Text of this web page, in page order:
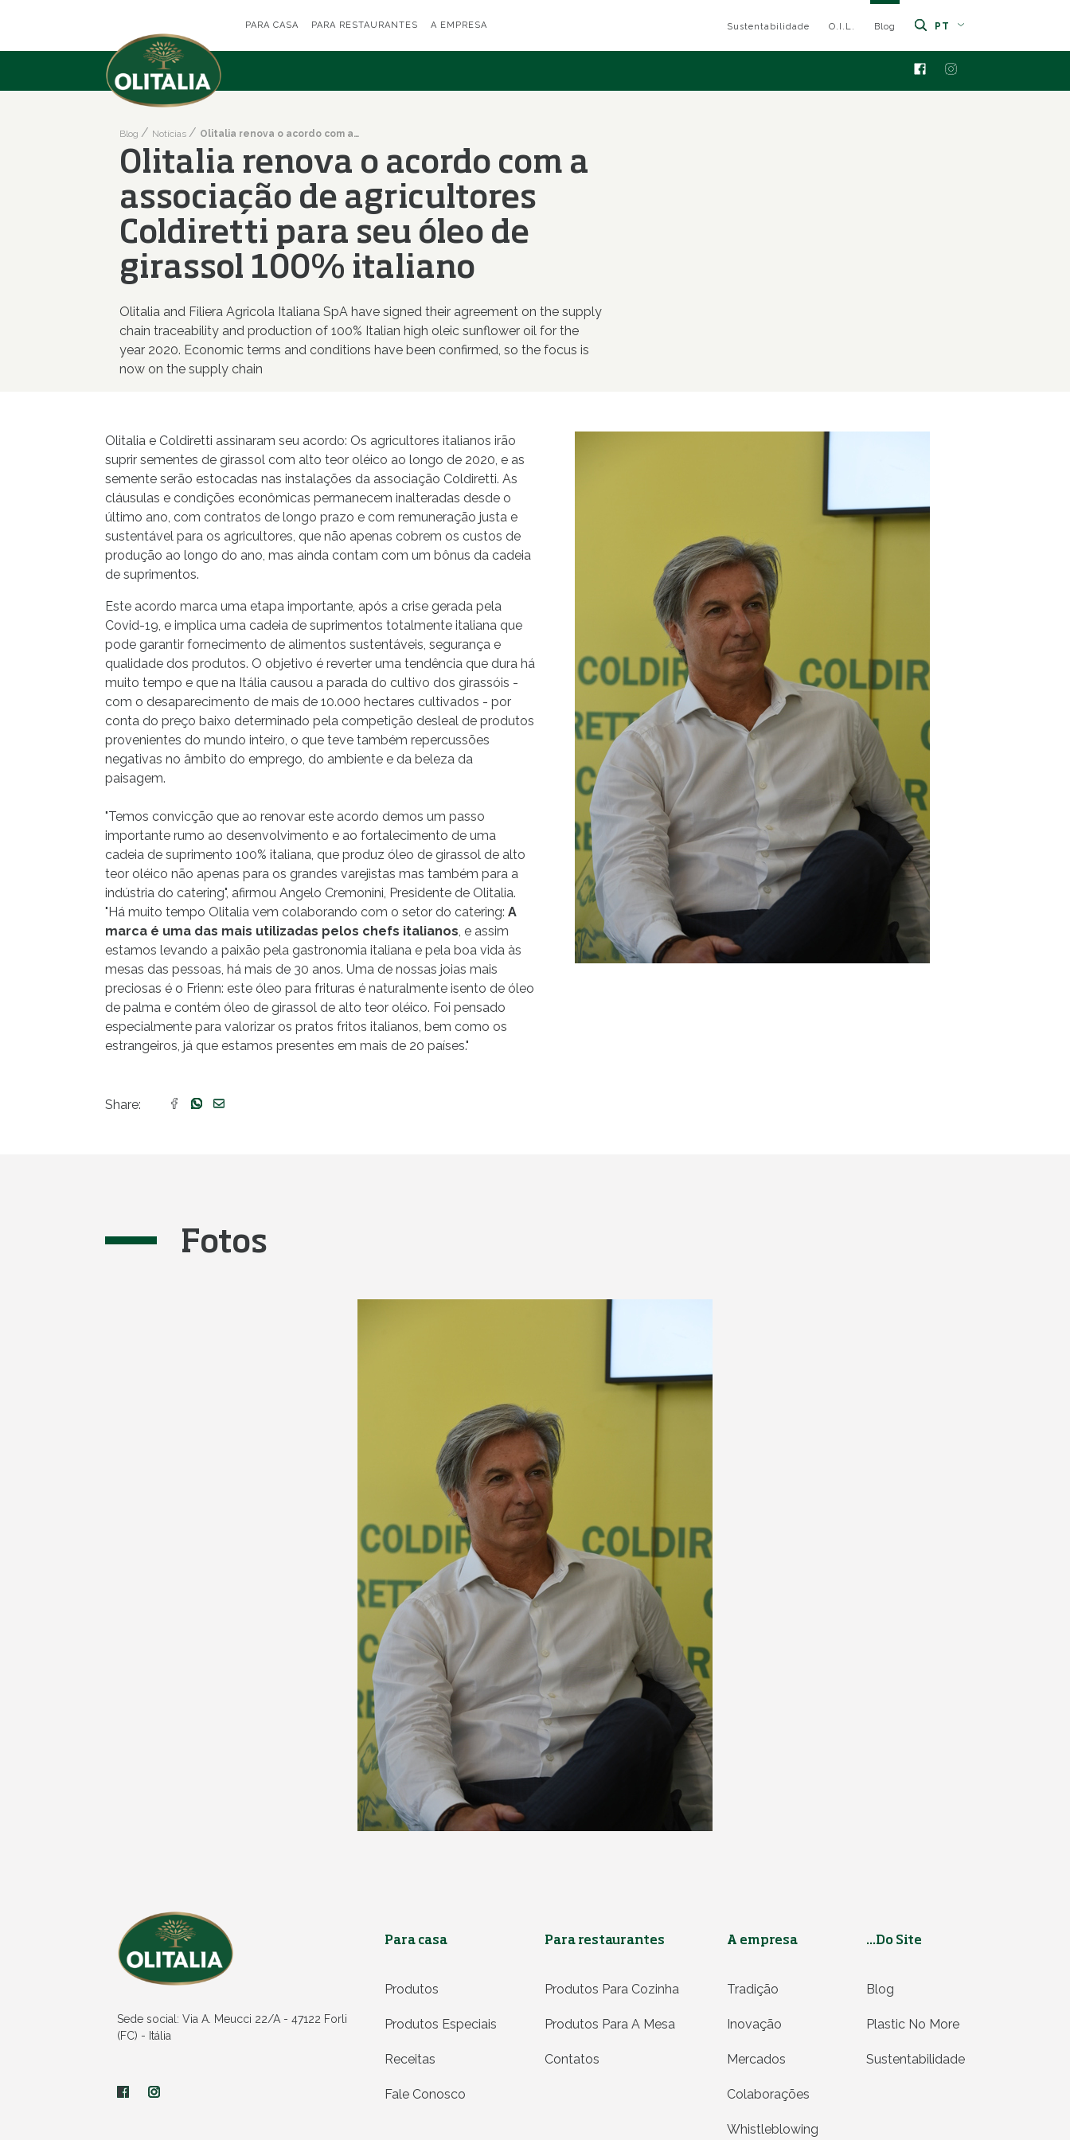
PARA CASA PARA RESTAURANTES A EMPRESA Sustentabilidade O.I.L. Blog PT
Blog Notícias Olitalia renova o acordo com a associação de agricultores Coldiretti para seu óleo de girassol 100% italiano
Olitalia renova o acordo com a
associação de agricultores
Coldiretti para seu óleo de
girassol 100% italiano
Olitalia and Filiera Agricola Italiana SpA have signed their agreement on the supply
chain traceability and production of 100% Italian high oleic sunflower oil for the
year 2020. Economic terms and conditions have been confirmed, so the focus is
now on the supply chain
Olitalia e Coldiretti assinaram seu acordo: Os agricultores italianos irão
suprir sementes de girassol com alto teor oléico ao longo de 2020, e as
semente serão estocadas nas instalações da associação Coldiretti. As
cláusulas e condições econômicas permanecem inalteradas desde o
último ano, com contratos de longo prazo e com remuneração justa e
sustentável para os agricultores, que não apenas cobrem os custos de
produção ao longo do ano, mas ainda contam com um bônus da cadeia
de suprimentos.
Este acordo marca uma etapa importante, após a crise gerada pela
Covid-19, e implica uma cadeia de suprimentos totalmente italiana que
pode garantir fornecimento de alimentos sustentáveis, segurança e
qualidade dos produtos. O objetivo é reverter uma tendência que dura há
muito tempo e que na Itália causou a parada do cultivo dos girassóis -
com o desaparecimento de mais de 10.000 hectares cultivados - por
conta do preço baixo determinado pela competição desleal de produtos
provenientes do mundo inteiro, o que teve também repercussões
negativas no âmbito do emprego, do ambiente e da beleza da
paisagem.
"Temos convicção que ao renovar este acordo demos um passo
importante rumo ao desenvolvimento e ao fortalecimento de uma
cadeia de suprimento 100% italiana, que produz óleo de girassol de alto
teor oléico não apenas para os grandes varejistas mas também para a
indústria do catering", afirmou Angelo Cremonini, Presidente de Olitalia.
"Há muito tempo Olitalia vem colaborando com o setor do catering: A
marca é uma das mais utilizadas pelos chefs italianos, e assim
estamos levando a paixão pela gastronomia italiana e pela boa vida às
mesas das pessoas, há mais de 30 anos. Uma de nossas joias mais
preciosas é o Frienn: este óleo para frituras é naturalmente isento de óleo
de palma e contém óleo de girassol de alto teor oléico. Foi pensado
especialmente para valorizar os pratos fritos italianos, bem como os
estrangeiros, já que estamos presentes em mais de 20 países."
Share:
Fotos
Sede social: Via A. Meucci 22/A - 47122 Forli
(FC) - Itália
Para casa
Produtos
Produtos Especiais
Receitas
Fale Conosco
Para restaurantes
Produtos Para Cozinha
Produtos Para A Mesa
Contatos
A empresa
Tradição
Inovação
Mercados
Colaborações
Whistleblowing
...Do Site
Blog
Plastic No More
Sustentabilidade